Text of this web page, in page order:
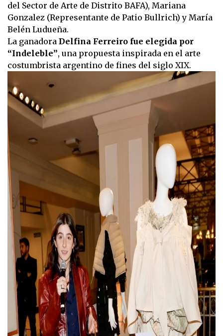
del Sector de Arte de Distrito BAFA), Mariana
Gonzalez (Representante de Patio Bullrich) y María
Belén Ludueña.
La ganadora Delfina Ferreiro fue elegida por
“Indeleble”, una propuesta inspirada en el arte
costumbrista argentino de fines del siglo XIX.